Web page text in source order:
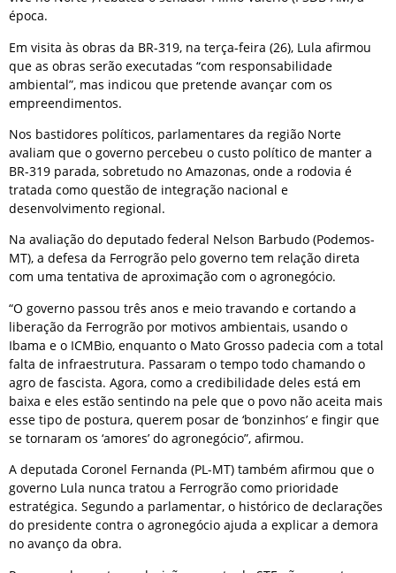
época.
Em visita às obras da BR-319, na terça-feira (26), Lula afirmou
que as obras serão executadas “com responsabilidade
ambiental”, mas indicou que pretende avançar com os
empreendimentos.
Nos bastidores políticos, parlamentares da região Norte
avaliam que o governo percebeu o custo político de manter a
BR-319 parada, sobretudo no Amazonas, onde a rodovia é
tratada como questão de integração nacional e
desenvolvimento regional.
Na avaliação do deputado federal Nelson Barbudo (Podemos-
MT), a defesa da Ferrogrão pelo governo tem relação direta
com uma tentativa de aproximação com o agronegócio.
“O governo passou três anos e meio travando e cortando a
liberação da Ferrogrão por motivos ambientais, usando o
Ibama e o ICMBio, enquanto o Mato Grosso padecia com a total
falta de infraestrutura. Passaram o tempo todo chamando o
agro de fascista. Agora, como a credibilidade deles está em
baixa e eles estão sentindo na pele que o povo não aceita mais
esse tipo de postura, querem posar de ‘bonzinhos’ e fingir que
se tornaram os ‘amores’ do agronegócio”, afirmou.
A deputada Coronel Fernanda (PL-MT) também afirmou que o
governo Lula nunca tratou a Ferrogrão como prioridade
estratégica. Segundo a parlamentar, o histórico de declarações
do presidente contra o agronegócio ajuda a explicar a demora
no avanço da obra.